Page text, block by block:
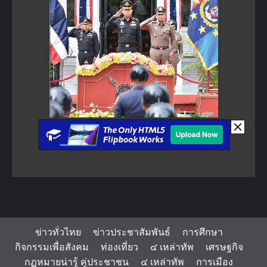
ข่าวทั่วไทย ข่าวประชาสัมพันธ์
การศึกษา
กิจกรรมเพื่อสังคม
ท่องเที่ยว ๔ เหล่าทัพ
เศรษฐกิจ
กฏหมายน่ารู้ คู่ประชาชน
๔ เหล่าทัพ การเมือง